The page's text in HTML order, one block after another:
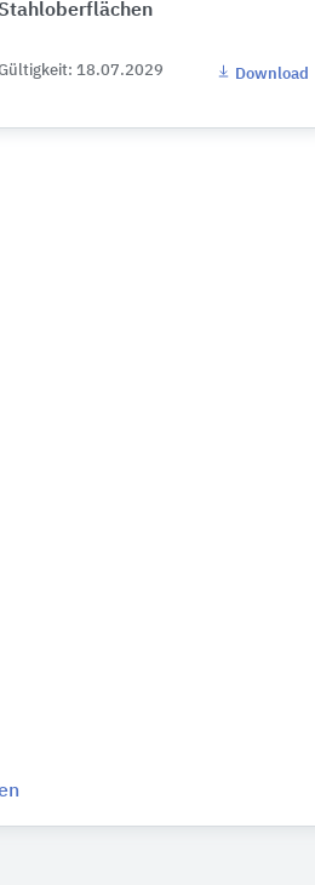
Stahloberflächen
18.07.2029 Download